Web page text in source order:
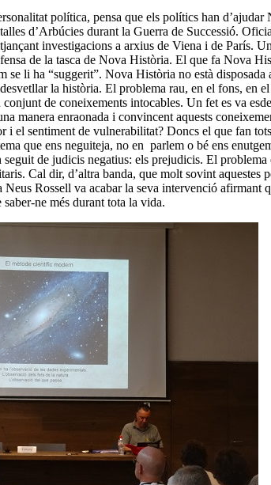
política, pensa que els polítics han
d’Arbúcies durant la Guerra de Successió.
investigacions a arxius de Viena i de París.
de la tasca de Nova Història. El que fa Nova
se li ha “suggerit”. Nova Història no està
la història. El problema rau, en el fons, en
conjunt de coneixements intocables. Un fet es va
manera enraonada i convincent aquests
el sentiment de vulnerabilitat? Doncs el que fan
que ens neguiteja, no en parlem o bé ens
de judicis negatius: els prejudicis. El
Cal dir, d’altra banda, que molt sovint
Rossell va acabar la seva intervenció afirmant
ne més durant tota la vida.